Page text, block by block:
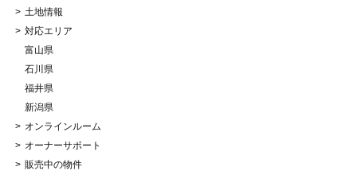
土地情報
対応エリア
富山県
石川県
福井県
新潟県
オンラインルーム
オーナーサポート
販売中の物件